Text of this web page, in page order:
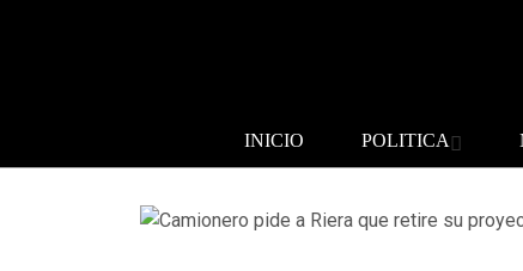
INICIO POLITICA